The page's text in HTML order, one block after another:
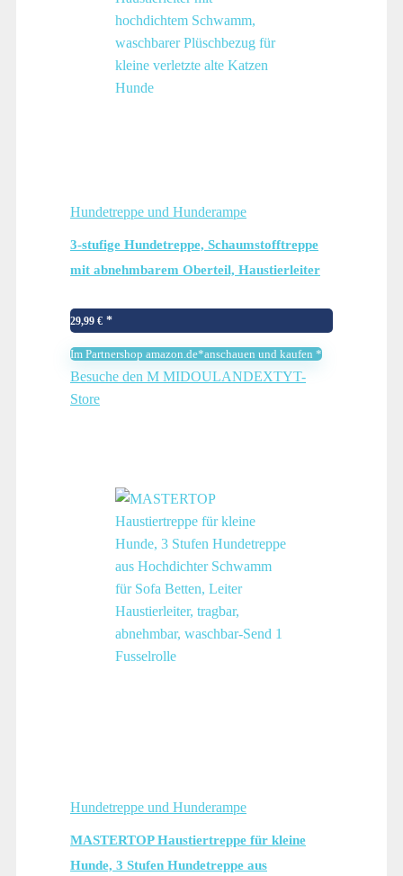
Hundetreppe und Hunderampe
3-stufige Hundetreppe, Schaumstofftreppe
mit abnehmbarem Oberteil, Haustierleiter
Plüschbezug für kleine verletzte alte Katzen
Hunde
29,99 €
Im Partnershop amazon.de*anschauen und kaufen *
Besuche den M MIDOULANDEXTYT-
Store
Hundetreppe und Hunderampe
MASTERTOP Haustiertreppe für kleine
Hunde, 3 Stufen Hundetreppe aus